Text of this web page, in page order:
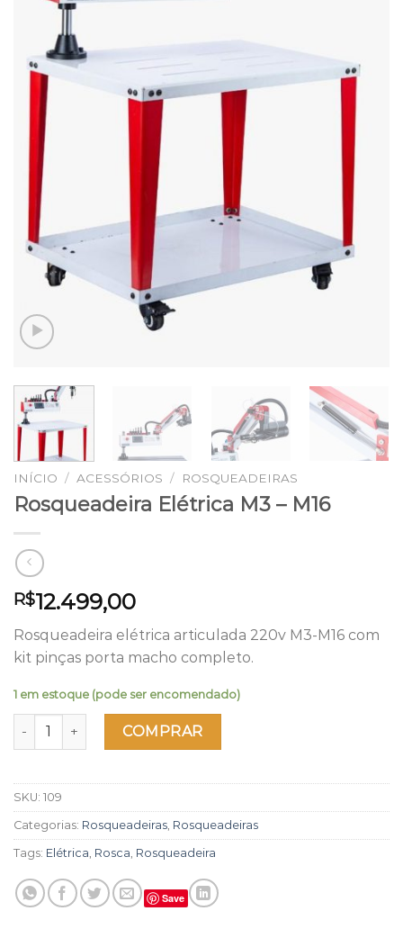
INÍCIO / ACESSÓRIOS / ROSQUEADEIRAS
Rosqueadeira Elétrica M3 – M16
R$12.499,00
Rosqueadeira elétrica articulada 220v M3-M16 com
kit pinças porta macho completo.
1 em estoque (pode ser encomendado)
Rosqueadeira Elétrica M3 - M16 quantidade
COMPRAR
SKU: 109
Categorias: Rosqueadeiras Rosqueadeiras
Tags: Elétrica Rosca Rosqueadeira
Save